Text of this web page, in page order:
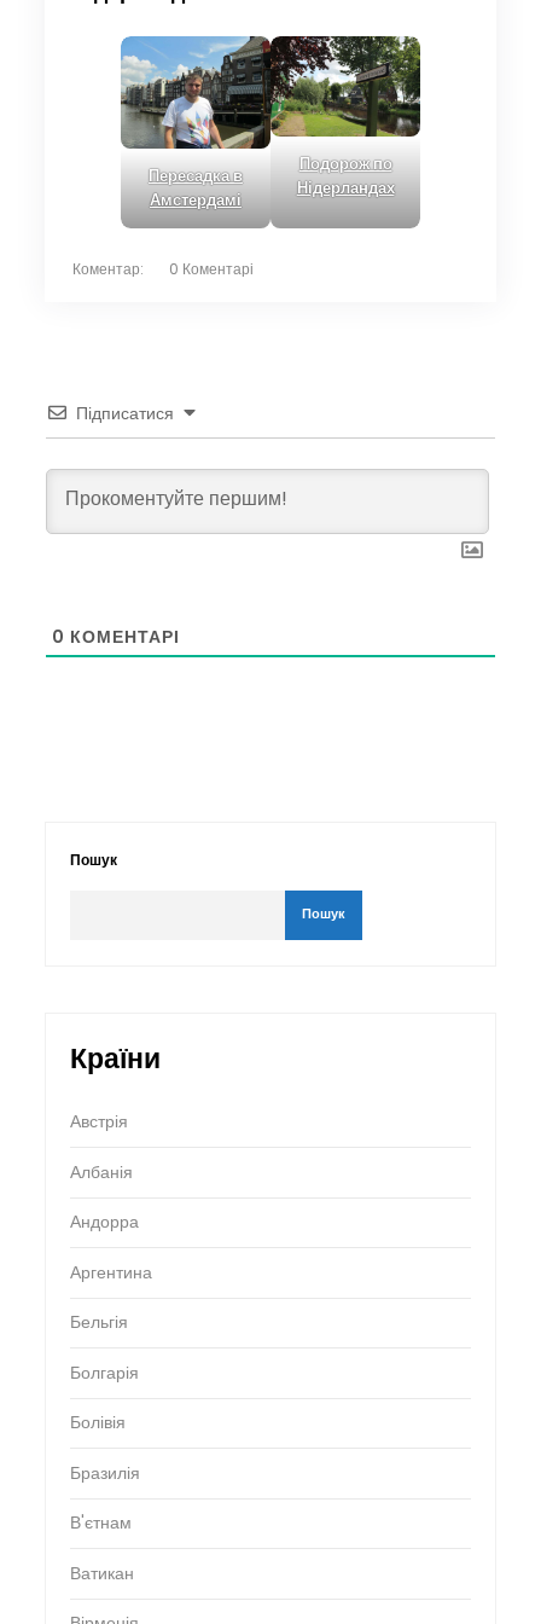
Пересадка в
Амстердамі
Подорож по
Нідерландах
Коментар: 0 Коментарі
Підписатися
0 КОМЕНТАРІ
Пошук
Пошук
Країни
Австрія
Албанія
Андорра
Аргентина
Бельгія
Болгарія
Болівія
Бразилія
В'єтнам
Ватикан